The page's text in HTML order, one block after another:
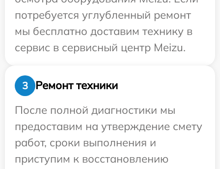
потребуется углубленный ремонт
мы бесплатно доставим технику в
сервис в сервисный центр Meizu.
3
Ремонт техники
После полной диагностики мы
предоставим на утверждение смету
работ, сроки выполнения и
приступим к восстановлению